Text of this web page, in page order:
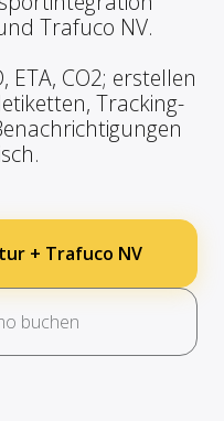
Trafuco NV.
ETA, CO2; erstellen
Tracking-
+ Trafuco NV
buchen